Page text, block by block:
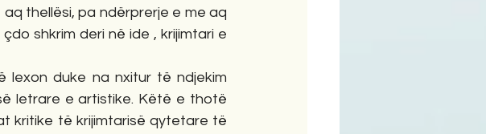
thellësi, pa ndërprerje e me aq
shkrim deri në ide , krijimtari e
lexon duke na nxitur të ndjekim
letrare e artistike. Këtë e thotë
kritike të krijimtarisë qytetare të